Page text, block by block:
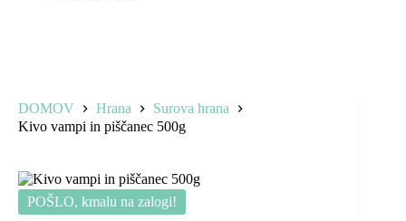
DOMOV Hrana
Surova hrana
Kivo vampi in piščanec 500g
POŠLO, kmalu na zalogi!